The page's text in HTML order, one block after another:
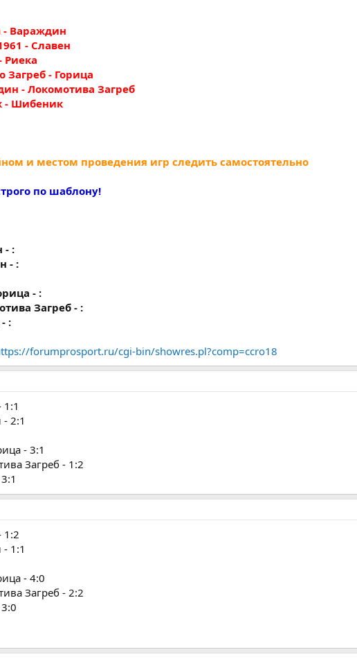
- Вараждин
- Славен
Риека
Загреб - Горица
- Локомотива Загреб
- Шибеник
и местом проведения игр следить самостоятельно
по шаблону!
- :
- :
- :
Загреб - :
:
forumprosport.ru/cgi-bin/showres.pl?comp=ccro18
2:1
- 3:1
Загреб - 1:2
1:2
1:1
- 4:0
Загреб - 2:2